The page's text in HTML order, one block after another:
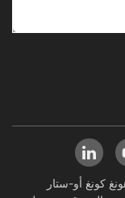
شركة هونغ كونغ أو-ستار